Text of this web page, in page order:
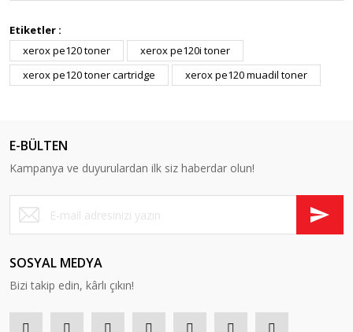
Etiketler :
xerox pe120 toner
xerox pe120i toner
xerox pe120 toner cartridge
xerox pe120 muadil toner
E-BÜLTEN
Kampanya ve duyurulardan ilk siz haberdar olun!
SOSYAL MEDYA
Bizi takip edin, kârlı çıkın!